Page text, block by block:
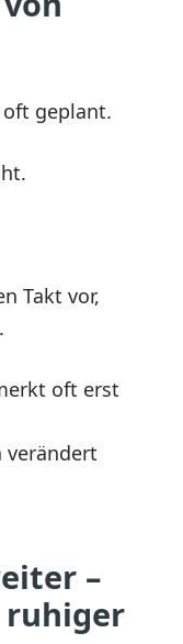
geplant.
Takt vor,
oft erst
verändert
–
ruhiger